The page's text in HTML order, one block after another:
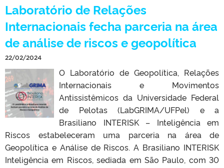
Laboratório de Relações
Internacionais fecha parceria na área
de análise de riscos e geopolítica
22/02/2024
O Laboratório de Geopolítica, Relações
Internacionais e Movimentos
Antissistêmicos da Universidade Federal
de Pelotas (LabGRIMA/UFPel) e a
Brasiliano INTERISK – Inteligência em
Riscos estabeleceram uma parceria na área de
Geopolítica e Análise de Riscos. A Brasiliano INTERISK
Inteligência em Riscos, sediada em São Paulo, com 30